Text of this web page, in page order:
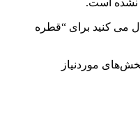
می کنید برای “قطره
موردنیاز